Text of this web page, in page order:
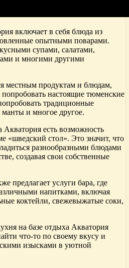
включает в себя блюда из
опытными поварами.
супами, салатами,
и многими другими
местным продуктам и блюдам,
настоящие тюменские
традиционные
и многое другое.
Акватория есть возможность
«шведский стол». Это значит, что
разнообразными блюдами
создавая свои собственные
предлагает услуги бара, где
напитками, включая
коктейли, свежевыжатые соки,
на базе отдыха Акватория
что-то по своему вкусу и
изысками в уютной